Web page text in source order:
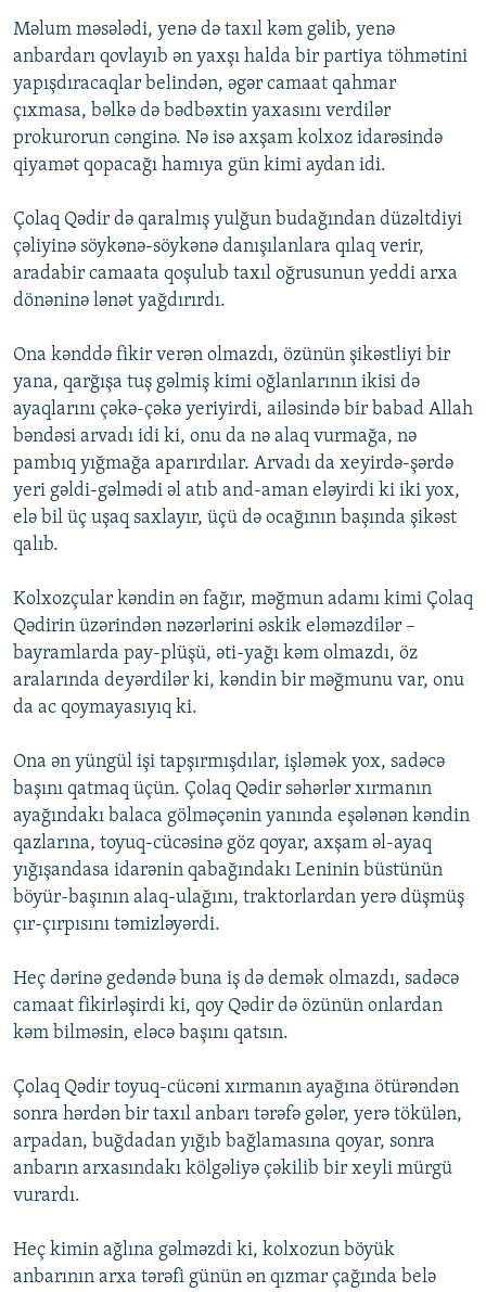
Məlum məsələdi, yenə də taxıl kəm gəlib, yenə
anbardarı qovlayıb ən yaxşı halda bir partiya töhmətini
yapışdıracaqlar belindən, əgər camaat qahmar
çıxmasa, bəlkə də bədbəxtin yaxasını verdilər
prokurorun cənginə. Nə isə axşam kolxoz idarəsində
qiyamət qopacağı hamıya gün kimi aydan idi.
Çolaq Qədir də qaralmış yulğun budağından düzəltdiyi
çəliyinə söykənə-söykənə danışılanlara qılaq verir,
aradabir camaata qoşulub taxıl oğrusunun yeddi arxa
dönəninə lənət yağdırırdı.
Ona kənddə fikir verən olmazdı, özünün şikəstliyi bir
yana, qarğışa tuş gəlmiş kimi oğlanlarının ikisi də
ayaqlarını çəkə-çəkə yeriyirdi, ailəsində bir babad Allah
bəndəsi arvadı idi ki, onu da nə alaq vurmağa, nə
pambıq yığmağa aparırdılar. Arvadı da xeyirdə-şərdə
yeri gəldi-gəlmədi əl atıb and-aman eləyirdi ki iki yox,
elə bil üç uşaq saxlayır, üçü də ocağının başında şikəst
qalıb.
Kolxozçular kəndin ən fağır, məğmun adamı kimi Çolaq
Qədirin üzərindən nəzərlərini əskik eləməzdilər –
bayramlarda pay-plüşü, əti-yağı kəm olmazdı, öz
aralarında deyərdilər ki, kəndin bir məğmunu var, onu
da ac qoymayasıyıq ki.
Ona ən yüngül işi tapşırmışdılar, işləmək yox, sadəcə
başını qatmaq üçün. Çolaq Qədir səhərlər xırmanın
ayağındakı balaca gölməçənin yanında eşələnən kəndin
qazlarına, toyuq-cücəsinə göz qoyar, axşam əl-ayaq
yığışandasa idarənin qabağındakı Leninin büstünün
böyür-başının alaq-ulağını, traktorlardan yerə düşmüş
çır-çırpısını təmizləyərdi.
Heç dərinə gedəndə buna iş də demək olmazdı, sadəcə
camaat fikirləşirdi ki, qoy Qədir də özünün onlardan
kəm bilməsin, eləcə başını qatsın.
Çolaq Qədir toyuq-cücəni xırmanın ayağına ötürəndən
sonra hərdən bir taxıl anbarı tərəfə gələr, yerə tökülən,
arpadan, buğdadan yığıb bağlamasına qoyar, sonra
anbarın arxasındakı kölgəliyə çəkilib bir xeyli mürgü
vurardı.
Heç kimin ağlına gəlməzdi ki, kolxozun böyük
anbarının arxa tərəfi günün ən qızmar çağında belə